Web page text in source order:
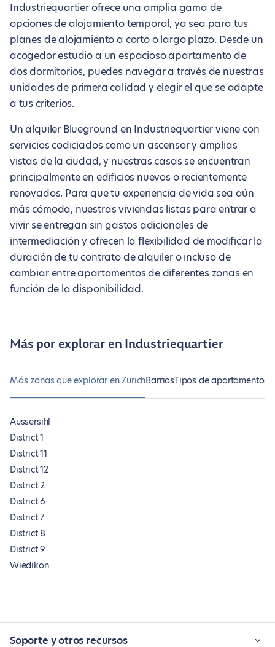
Industriequartier ofrece una amplia gama de
opciones de alojamiento temporal, ya sea para tus
planes de alojamiento a corto o largo plazo. Desde un
acogedor estudio a un espacioso apartamento de
dos dormitorios, puedes navegar a través de nuestras
unidades de primera calidad y elegir el que se adapte
a tus criterios.
Un alquiler Blueground en Industriequartier viene con
servicios codiciados como un ascensor y amplias
vistas de la ciudad, y nuestras casas se encuentran
principalmente en edificios nuevos o recientemente
renovados. Para que tu experiencia de vida sea aún
más cómoda, nuestras viviendas listas para entrar a
vivir se entregan sin gastos adicionales de
intermediación y ofrecen la flexibilidad de modificar la
duración de tu contrato de alquiler o incluso de
cambiar entre apartamentos de diferentes zonas en
función de la disponibilidad.
Más por explorar en Industriequartier
Más zonas que explorar en ZurichBarriosTipos de apartamentos
Aussersihl
District 1
District 11
District 12
District 2
District 6
District 7
District 8
District 9
Wiedikon
Soporte y otros recursos